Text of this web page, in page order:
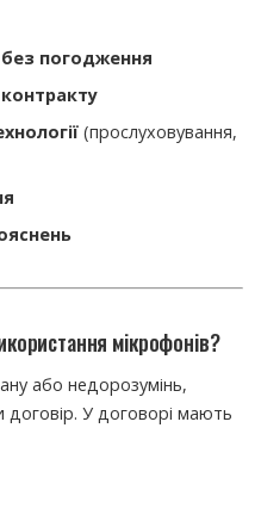
погодження
(прослуховування,
мікрофонів?
або недорозумінь,
У договорі мають